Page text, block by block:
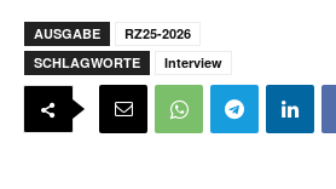
AUSGABE
RZ25-2026
SCHLAGWORTE
Interview